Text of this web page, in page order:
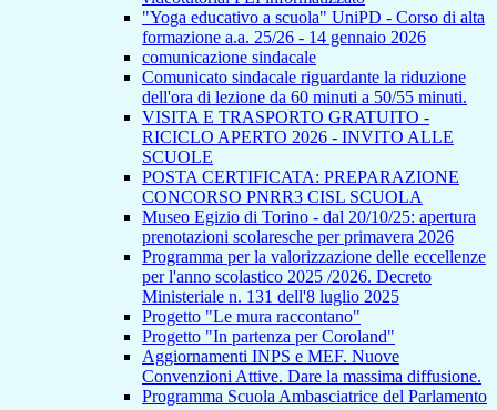
"Yoga educativo a scuola" UniPD - Corso di alta
formazione a.a. 25/26 - 14 gennaio 2026
comunicazione sindacale
Comunicato sindacale riguardante la riduzione
dell'ora di lezione da 60 minuti a 50/55 minuti.
VISITA E TRASPORTO GRATUITO -
RICICLO APERTO 2026 - INVITO ALLE
SCUOLE
POSTA CERTIFICATA: PREPARAZIONE
CONCORSO PNRR3 CISL SCUOLA
Museo Egizio di Torino - dal 20/10/25: apertura
prenotazioni scolaresche per primavera 2026
Programma per la valorizzazione delle eccellenze
per l'anno scolastico 2025 /2026. Decreto
Ministeriale n. 131 dell'8 luglio 2025
Progetto "Le mura raccontano"
Progetto "In partenza per Coroland"
Aggiornamenti INPS e MEF. Nuove
Convenzioni Attive. Dare la massima diffusione.
Programma Scuola Ambasciatrice del Parlamento